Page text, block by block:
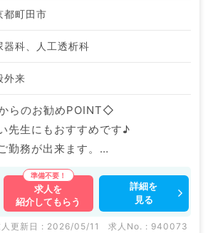
都町田市
器科、人工透析科
外来
らのお勧めPOINT◇
先生にもおすすめです♪
勤務が出来ます。
は病院やクリニックなどの医療機
こと、
業医等の企業系求人も多数扱ってい
求人を
紹介してもらう
詳細を
見る
人更新日 : 2026/05/11 求人No. : 940073